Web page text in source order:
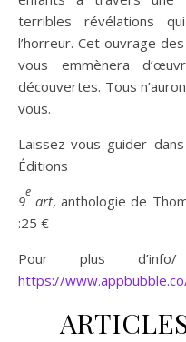
terribles révélations
l’horreur. Cet ouvrage
vous emmènera
découvertes. Tous
vous.
Laissez-vous guider
Éditions
9
e
art, anthologie de
:25 €
Pour plus
https://